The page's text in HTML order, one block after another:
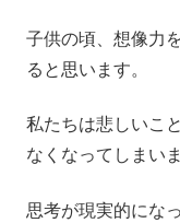
子供の頃、想像力
ると思います。
私たちは悲しいこ
なくなってしまいま
思考が現実的にな